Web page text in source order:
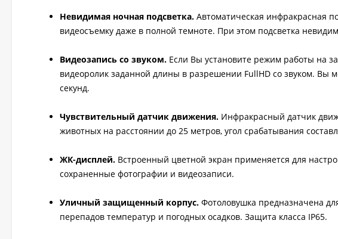
Невидимая ночная подсветка. Автоматическая инфракрасная
видеосъемку даже в полной темноте. При этом подсветка
Видеозапись со звуком. Если Вы установите режим работы на
видеоролик заданной длины в разрешении FullHD со звуком. Вы
секунд.
Чувствительный датчик движения. Инфракрасный датчик
животных на расстоянии до 25 метров, угол срабатывания
ЖК-дисплей. Встроенный цветной экран применяется для
сохраненные фотографии и видеозаписи.
Уличный защищенный корпус. Фотоловушка предназначена
перепадов температур и погодных осадков. Защита класса IP65.